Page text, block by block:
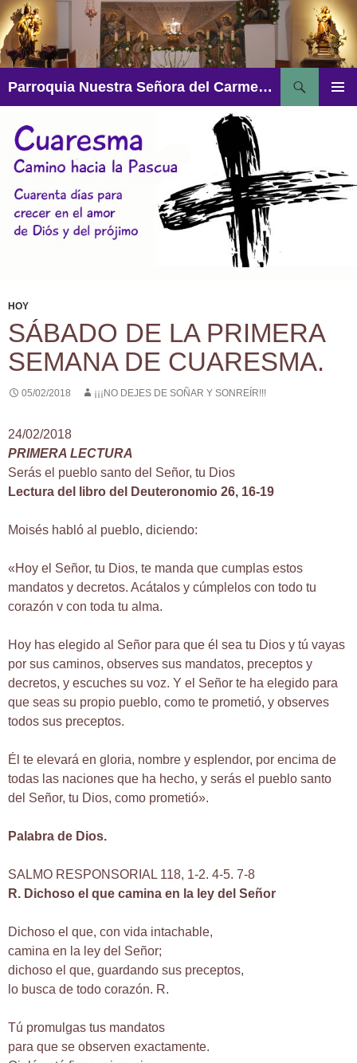
Saltar
al
contenido
Parroquia Nuestra Señora del Carmen – Aguadulce
HOY
SÁBADO DE LA PRIMERA
SEMANA DE CUARESMA.
05/02/2018 ¡¡¡NO DEJES DE SOÑAR Y SONREÍR!!!
24/02/2018
PRIMERA LECTURA
Serás el pueblo santo del Señor, tu Dios
Lectura del libro del Deuteronomio 26, 16-19
Moisés habló al pueblo, diciendo:
«Hoy el Señor, tu Dios, te manda que cumplas estos
mandatos y decretos. Acátalos y cúmplelos con todo tu
corazón v con toda tu alma.
Hoy has elegido al Señor para que él sea tu Dios y tú vayas
por sus caminos, observes sus mandatos, preceptos y
decretos, y escuches su voz. Y el Señor te ha elegido para
que seas su propio pueblo, como te prometió, y observes
todos sus preceptos.
Él te elevará en gloria, nombre y esplendor, por encima de
todas las naciones que ha hecho, y serás el pueblo santo
del Señor, tu Dios, como prometió».
Palabra de Dios.
SALMO RESPONSORIAL 118, 1-2. 4-5. 7-8
R. Dichoso el que camina en la ley del Señor
Dichoso el que, con vida intachable,
camina en la ley del Señor;
dichoso el que, guardando sus preceptos,
lo busca de todo corazón. R.
Tú promulgas tus mandatos
para que se observen exactamente.